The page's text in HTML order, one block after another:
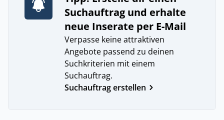
Suchauftrag und erhalte
neue Inserate per E-Mail
Verpasse keine attraktiven
Angebote passend zu deinen
Suchkriterien mit einem
Suchauftrag.
Suchauftrag erstellen